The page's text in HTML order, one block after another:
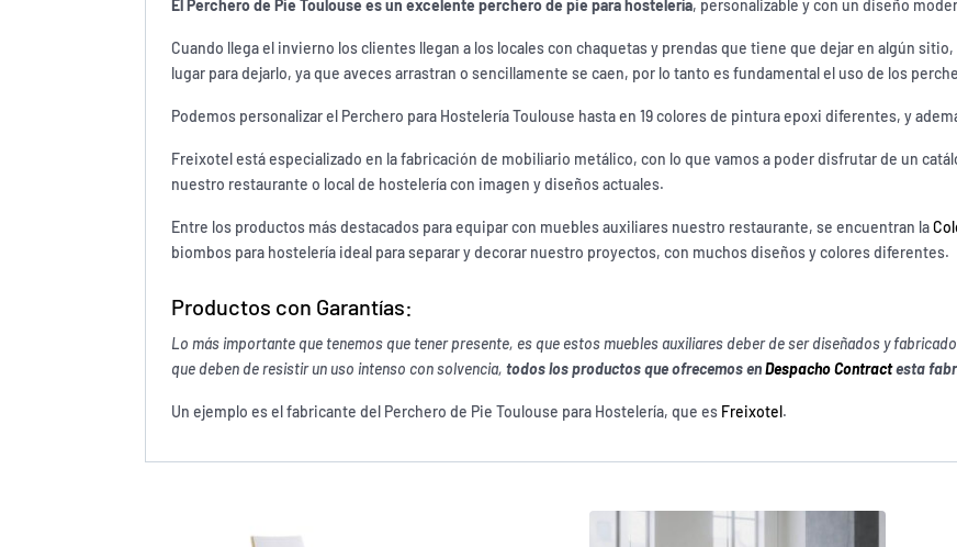
El Perchero de Pie Toulouse es un excelente perchero de pie para hostelería, personalizable y con un diseño
Cuando llega el invierno los clientes llegan a los locales con chaquetas y prendas que tiene que dejar en algún
lugar para dejarlo, ya que aveces arrastran o sencillamente se caen, por lo tanto es fundamental el uso de los
Podemos personalizar el Perchero para Hostelería Toulouse hasta en 19 colores de pintura epoxi diferentes, y
Freixotel está especializado en la fabricación de mobiliario metálico, con lo que vamos a poder disfrutar de un
nuestro restaurante o local de hostelería con imagen y diseños actuales.
Entre los productos más destacados para equipar con muebles auxiliares nuestro restaurante, se encuentran la
biombos para hostelería ideal para separar y decorar nuestro proyectos, con muchos diseños y colores diferentes.
Productos con Garantías:
Lo más importante que tenemos que tener presente, es que estos muebles auxiliares deber de ser diseñados y
que deben de resistir un uso intenso con solvencia, todos los productos que ofrecemos enDespacho Contractesta
Un ejemplo es el fabricante del Perchero de Pie Toulouse para Hostelería, que es Freixotel.